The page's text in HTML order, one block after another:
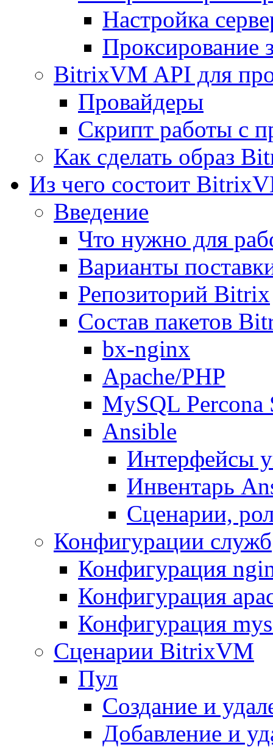
Настройка
Проксирование
BitrixVM API для
Провайдеры
Скрипт работы с
Как сделать образ
Из чего состоит
Введение
Что нужно для
Варианты
Репозиторий Bitrix
Состав пакетов
bx-nginx
Apache/PHP
MySQL Percona
Ansible
Интерфейсы
Инвентарь
Сценарии,
Конфигурации служб
Конфигурация
Конфигурация
Конфигурация
Сценарии BitrixVM
Пул
Создание и
Добавление и